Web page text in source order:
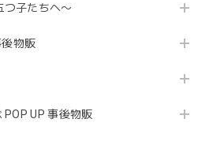
つ子たちへ〜
後物販
UP 事後物販